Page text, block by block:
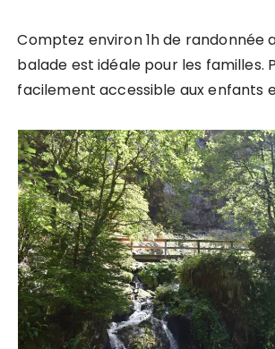
Comptez environ 1h de randonnée
balade est idéale pour les familles.
facilement accessible aux enfants